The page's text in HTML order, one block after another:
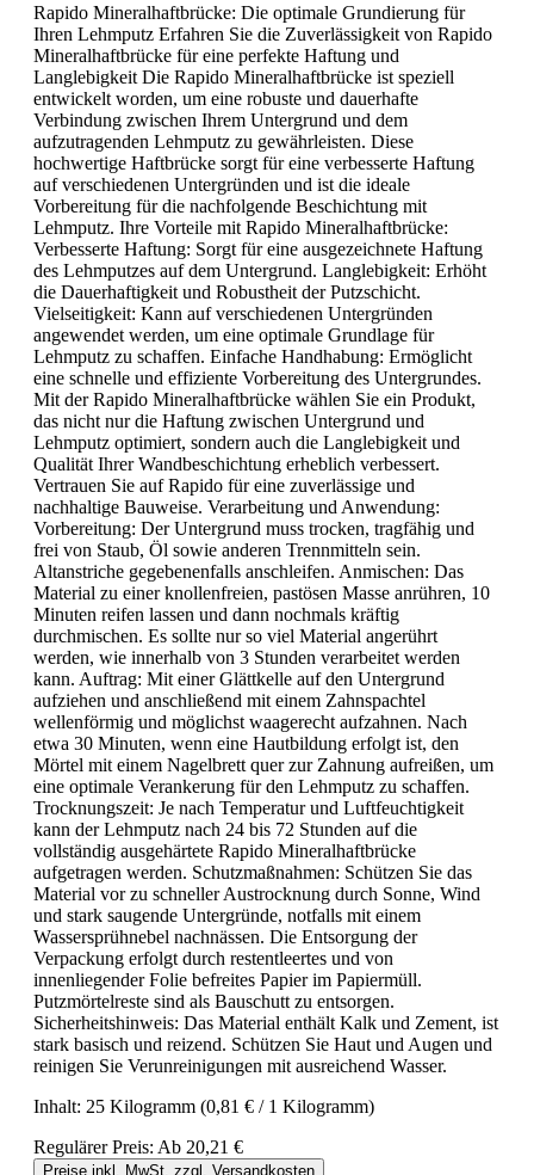
Rapido Mineralhaftbrücke: Die optimale Grundierung für
Ihren Lehmputz Erfahren Sie die Zuverlässigkeit von Rapido
Mineralhaftbrücke für eine perfekte Haftung und
Langlebigkeit Die Rapido Mineralhaftbrücke ist speziell
entwickelt worden, um eine robuste und dauerhafte
Verbindung zwischen Ihrem Untergrund und dem
aufzutragenden Lehmputz zu gewährleisten. Diese
hochwertige Haftbrücke sorgt für eine verbesserte Haftung
auf verschiedenen Untergründen und ist die ideale
Vorbereitung für die nachfolgende Beschichtung mit
Lehmputz. Ihre Vorteile mit Rapido Mineralhaftbrücke:
Verbesserte Haftung: Sorgt für eine ausgezeichnete Haftung
des Lehmputzes auf dem Untergrund. Langlebigkeit: Erhöht
die Dauerhaftigkeit und Robustheit der Putzschicht.
Vielseitigkeit: Kann auf verschiedenen Untergründen
angewendet werden, um eine optimale Grundlage für
Lehmputz zu schaffen. Einfache Handhabung: Ermöglicht
eine schnelle und effiziente Vorbereitung des Untergrundes.
Mit der Rapido Mineralhaftbrücke wählen Sie ein Produkt,
das nicht nur die Haftung zwischen Untergrund und
Lehmputz optimiert, sondern auch die Langlebigkeit und
Qualität Ihrer Wandbeschichtung erheblich verbessert.
Vertrauen Sie auf Rapido für eine zuverlässige und
nachhaltige Bauweise. Verarbeitung und Anwendung:
Vorbereitung: Der Untergrund muss trocken, tragfähig und
frei von Staub, Öl sowie anderen Trennmitteln sein.
Altanstriche gegebenenfalls anschleifen. Anmischen: Das
Material zu einer knollenfreien, pastösen Masse anrühren, 10
Minuten reifen lassen und dann nochmals kräftig
durchmischen. Es sollte nur so viel Material angerührt
werden, wie innerhalb von 3 Stunden verarbeitet werden
kann. Auftrag: Mit einer Glättkelle auf den Untergrund
aufziehen und anschließend mit einem Zahnspachtel
wellenförmig und möglichst waagerecht aufzahnen. Nach
etwa 30 Minuten, wenn eine Hautbildung erfolgt ist, den
Mörtel mit einem Nagelbrett quer zur Zahnung aufreißen, um
eine optimale Verankerung für den Lehmputz zu schaffen.
Trocknungszeit: Je nach Temperatur und Luftfeuchtigkeit
kann der Lehmputz nach 24 bis 72 Stunden auf die
vollständig ausgehärtete Rapido Mineralhaftbrücke
aufgetragen werden. Schutzmaßnahmen: Schützen Sie das
Material vor zu schneller Austrocknung durch Sonne, Wind
und stark saugende Untergründe, notfalls mit einem
Wassersprühnebel nachnässen. Die Entsorgung der
Verpackung erfolgt durch restentleertes und von
innenliegender Folie befreites Papier im Papiermüll.
Putzmörtelreste sind als Bauschutt zu entsorgen.
Sicherheitshinweis: Das Material enthält Kalk und Zement, ist
stark basisch und reizend. Schützen Sie Haut und Augen und
reinigen Sie Verunreinigungen mit ausreichend Wasser.
Inhalt: 25 Kilogramm (0,81 € / 1 Kilogramm)
Regulärer Preis: Ab 20,21 €
Preise inkl. MwSt. zzgl. Versandkosten